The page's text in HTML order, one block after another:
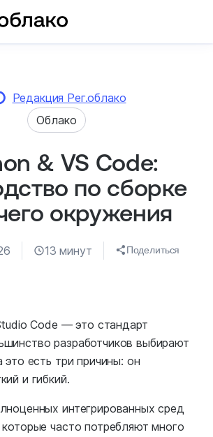
Редакция Рег.облако
Облако
& VS Code:
по сборке
окружения
13 минут Поделиться
Code — это стандарт
разработчиков выбирают
это есть три причины: он
и гибкий.
интегрированных сред
которые часто потребляют много